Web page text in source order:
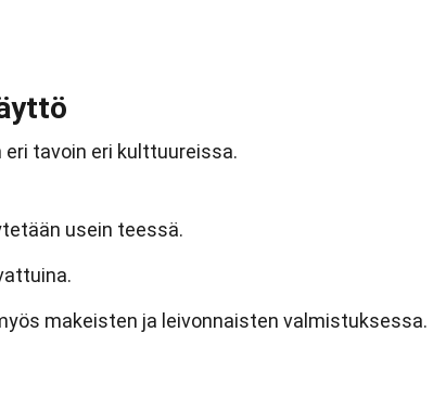
tavoin eri kulttuureissa.
usein teessä.
makeisten ja leivonnaisten valmistuksessa.